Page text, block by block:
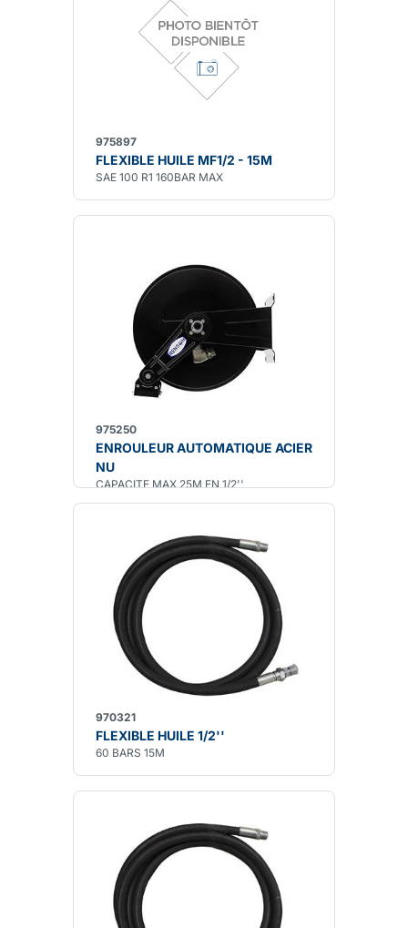
975897
FLEXIBLE HUILE MF1/2 - 15M
SAE 100 R1 160BAR MAX
975250
ENROULEUR AUTOMATIQUE ACIER
NU
CAPACITE MAX 25M EN 1/2''
970321
FLEXIBLE HUILE 1/2''
60 BARS 15M